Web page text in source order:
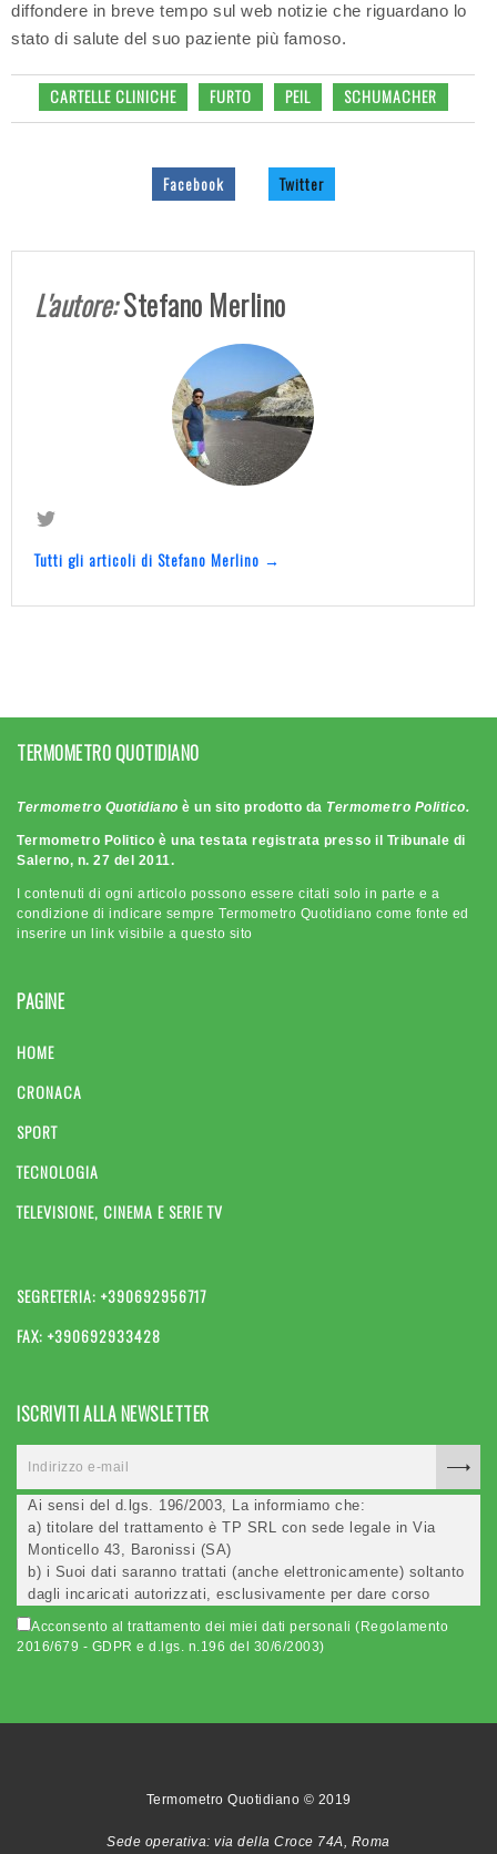
diffondere in breve tempo sul web notizie che riguardano lo
stato di salute del suo paziente più famoso.
CARTELLE CLINICHE FURTO PEIL SCHUMACHER
Facebook Twitter
L'autore:Stefano Merlino
Tutti gli articoli di Stefano Merlino →
TERMOMETRO QUOTIDIANO
Termometro Quotidiano è un sito prodotto da Termometro Politico.
Termometro Politico è una testata registrata presso il Tribunale di
Salerno, n. 27 del 2011.
I contenuti di ogni articolo possono essere citati solo in parte e a
condizione di indicare sempre Termometro Quotidiano come fonte ed
inserire un link visibile a questo sito
PAGINE
HOME
CRONACA
SPORT
TECNOLOGIA
TELEVISIONE, CINEMA E SERIE TV
SEGRETERIA: +390692956717
FAX: +390692933428
ISCRIVITI ALLA NEWSLETTER
Ai sensi del d.lgs. 196/2003, La informiamo che:
a) titolare del trattamento è TP SRL con sede legale in Via
Monticello 43, Baronissi (SA)
b) i Suoi dati saranno trattati (anche elettronicamente) soltanto
dagli incaricati autorizzati, esclusivamente per dare corso
all'invio della newsletter e per l'invio (anche via email) di
informazioni relative alle iniziative del Titolare;
responsabile per conoscere i Suoi dati, verificare le modalità
all'invio di materiale. Preso atto di quanto precede, acconsento
Acconsento al trattamento dei miei dati personali (Regolamento
2016/679 - GDPR e d.lgs. n.196 del 30/6/2003)
Termometro Quotidiano © 2019
Sede operativa: via della Croce 74A, Roma